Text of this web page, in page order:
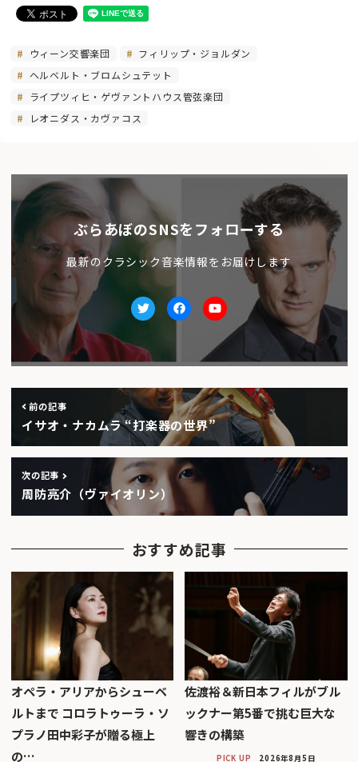
ウィーン交響楽団
フィリップ・ジョルダン
ヘルベルト・ブロムシュテット
ライプツィヒ・ゲヴァントハウス管弦楽団
レオニダス・カヴァコス
ぶらあぼのSNSをフォローする
最新のクラシック音楽情報をお届けします
TwitterfacebookYoutube
前の記事
イサオ・ナカムラ “打楽器の世界”
次の記事
周防亮介（ヴァイオリン）
おすすめ記事
オペラ・アリアからシューベ
ルトまで コロラトゥーラ・ソ
プラノ田中彩子が贈る極上
の…
佐渡裕＆新日本フィルがブル
ックナー第5番で挑む巨大な
響きの構築
PICK UP 2026年8月5日